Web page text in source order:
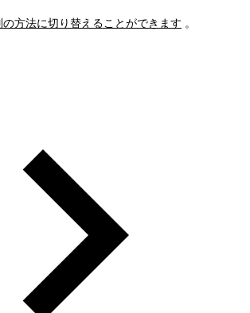
の方法に切り替えることができます 。